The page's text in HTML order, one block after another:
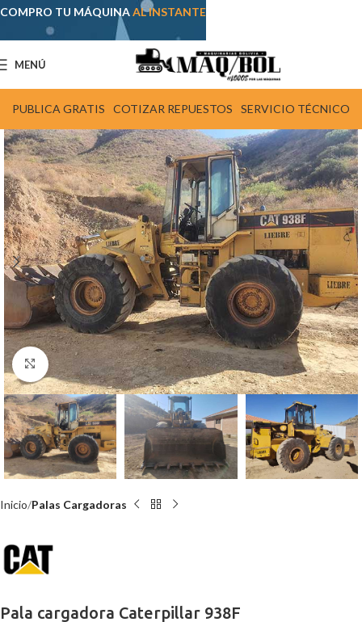
MENÚ
PUBLICA GRATIS COTIZAR REPUESTOS SERVICIO TÉCNICO
Click para agrandar
Inicio Palas Cargadoras
Pala cargadora Caterpillar 938F
COMPRO TU MÁQUINAAL INSTANTE